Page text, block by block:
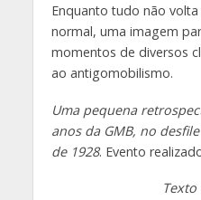
Enquanto tudo não
normal, uma imagem
momentos de diversos
ao antigomobilismo.
Uma pequena
anos da GMB, no
de 1928. Evento
Texto